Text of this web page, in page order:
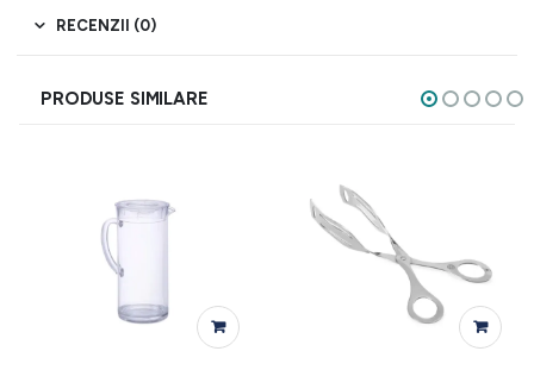
RECENZII (0)
PRODUSE SIMILARE